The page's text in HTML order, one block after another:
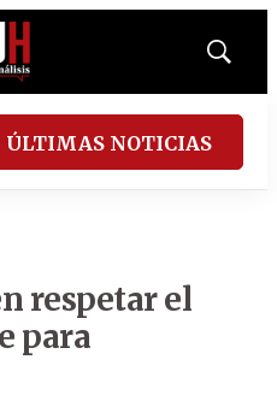
Mostrar
ÚLTIMAS NOTICIAS
respetar el
para